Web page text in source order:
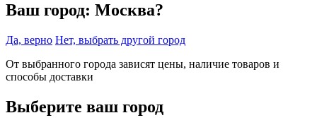
Ваш город: Москва?
Да, верно Нет, выбрать другой город
От выбранного города зависят цены, наличие товаров и
способы доставки
Выберите ваш город